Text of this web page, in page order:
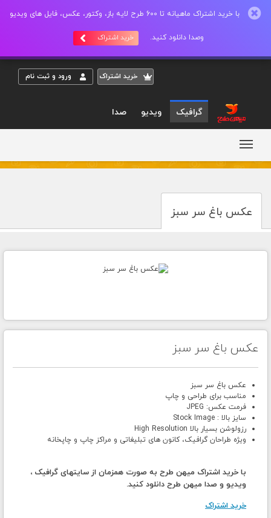
با خرید اشتراک ماهیانه تا 600 طرح لایه باز، وکتور، عکس، فایل های ویدیو
وصدا دانلود کنید. خرید اشتراک
خريد اشتراک ورود و ثبت نام
گرافیک ویدیو صدا
عکس باغ سر سبز
عکس باغ سر سبز
عکس باغ سر سبز
مناسب برای طراحی و چاپ
فرمت عکس: JPEG
سایز بالا : Stock Image
رزولوشن بسیار بالا High Resolution
ویژه طراحان گرافیک، کانون های تبلیغاتی و مراکز چاپ و چاپخانه
با خرید اشتراک میهن طرح به صورت همزمان از سایتهای گرافیک ،
ویدیو و صدا میهن طرح دانلود کنید.
خرید اشتراک